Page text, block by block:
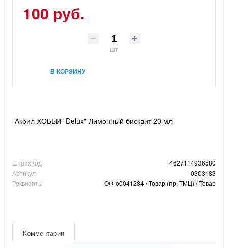
100 руб.
шт
В КОРЗИНУ
"Акрил ХОББИ" Delux" Лимонный бисквит 20 мл
ШтрихКод
4627114936580
Артикул
0303183
Реквизиты
ОФ-о0041284 / Товар (пр. ТМЦ) / Товар
Комментарии